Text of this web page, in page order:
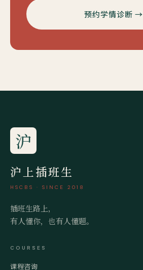
预约学情诊断 →
沪
沪上插班生
HSCBS · SINCE 2018
插班生路上，
有人懂你，也有人懂题。
COURSES
课程咨询